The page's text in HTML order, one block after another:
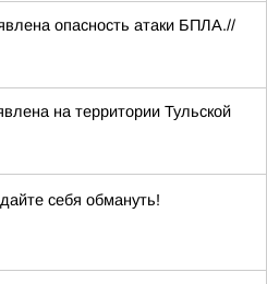
опасность атаки БПЛА.//
на территории Тульской
себя обмануть!